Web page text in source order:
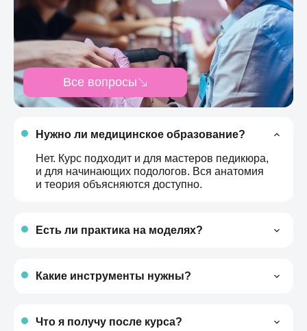
Все вопросы
Нужно ли медицинское образование?
Нет. Курс подходит и для мастеров педикюра,
и для начинающих подологов. Вся анатомия
и теория объясняются доступно.
Есть ли практика на моделях?
моделями и видите результат сразу.
Какие инструменты нужны?
модели, предоставляет школа.
Что я получу после курса?